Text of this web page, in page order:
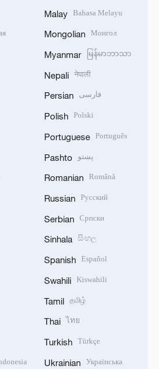
Malay Bahasa Melayu
Mongolian Монгол
Myanmar မြန်မာဘာသာ
Nepali नेपाली
Persian فارسی
Polish Polski
Portuguese Português
Pashto پښتو
Romanian Română
Russian Русский
Serbian Српски
Sinhala සිංහල
Spanish Español
Swahili Kiswahili
Tamil தமிழ்
Thai ไทย
Turkish Türkçe
Ukrainian Українська